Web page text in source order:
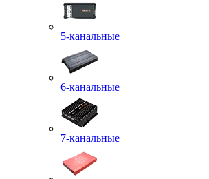
5-канальные
6-канальные
7-канальные